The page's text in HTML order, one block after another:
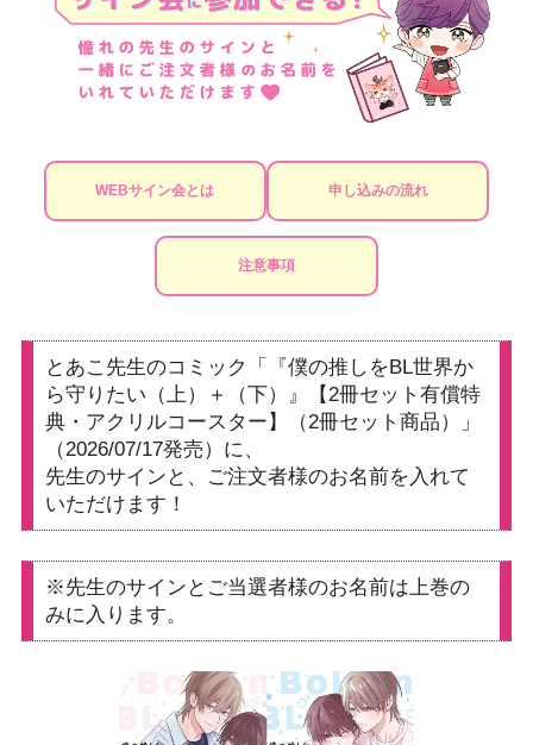
WEBサイン会とは 申し込みの流れ
注意事項
とあこ先生のコミック「『僕の推しをBL世界か
ら守りたい（上）＋（下）』【2冊セット有償特
典・アクリルコースター】（2冊セット商品）」
（2026/07/17発売）に、
先生のサインと、ご注文者様のお名前を入れて
いただけます！
※先生のサインとご当選者様のお名前は上巻の
みに入ります。